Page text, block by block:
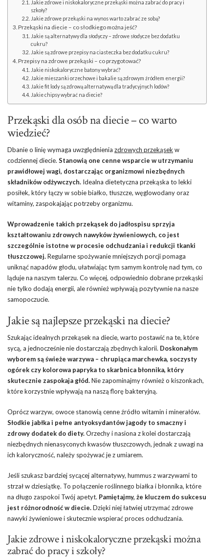
Jakie zdrowe i niskokaloryczne przekąski można zabrać do pracy i
szkoły?
Jakie zdrowe przekąski na wynos warto zabrać ze sobą?
Przekąski na diecie – co słodkiego można jeść?
Jakie są alternatywy dla słodyczy – zdrowe słodycze bez dodatku
cukru?
Jakie są zdrowe przepisy na ciasteczka bez dodatku cukru?
Przepisy na zdrowe przekąski – co przygotować?
Jakie niskokaloryczne batony wybrać?
Jakie mieszanki orzechowe i bakalie są zdrowym źródłem energii?
Jakie fit lody są zdrową alternatywą dla tradycyjnych lodów?
Jakie chipsy wybrać na diecie?
Przekąski dla osób na diecie – co warto
wiedzieć?
Dbanie o linię wymaga uwzględnienia zdrowych przekąsek w
codziennej diecie. Stanowią one cenne wsparcie w utrzymaniu
prawidłowej wagi, dostarczając organizmowi niezbędnych
składników odżywczych. Idealna dietetyczna przekąska to lekki
posiłek, który łączy w sobie białko, tłuszcze, węglowodany oraz
witaminy, zaspokajając potrzeby organizmu.
Wprowadzenie takich przekąsek do jadłospisu sprzyja
kształtowaniu zdrowych nawyków żywieniowych, co jest
szczególnie istotne w procesie odchudzania i redukcji tkanki
tłuszczowej.Regularne spożywanie mniejszych porcji pomaga
uniknąć napadów głodu, ułatwiając tym samym kontrolę nad tym, co
ląduje na naszym talerzu. Co więcej, odpowiednio dobrane przekąski
nie tylko dodają energii, ale również wpływają pozytywnie na nasze
samopoczucie.
Jakie są najlepsze przekąski na diecie?
Szukając idealnych przekąsek na diecie, warto postawić na te, które
sycą, a jednocześnie nie dostarczają zbędnych kalorii. Doskonałym
wyborem są świeże warzywa – chrupiąca marchewka, soczysty
ogórek czy kolorowa papryka to skarbnica błonnika, który
skutecznie zaspokaja głód.Nie zapominajmy również o kiszonkach,
które korzystnie wpływają na naszą florę bakteryjną.
Oprócz warzyw, owoce stanowią cenne źródło witamin i minerałów.
Słodkie jabłka i pełne antyoksydantów jagody to smaczny i
zdrowy dodatek do diety.Orzechy i nasiona z kolei dostarczają
niezbędnych nienasyconych kwasów tłuszczowych, jednak z uwagi na
ich kaloryczność, należy spożywać je z umiarem.
Jeśli szukasz bardziej sycącej alternatywy, hummus z warzywami to
strzał w dziesiątkę. To połączenie roślinnego białka i błonnika, które
na długo zaspokoi Twój apetyt. Pamiętajmy, że kluczem do sukcesu
jest różnorodność w diecie.Dzięki niej łatwiej utrzymać zdrowe
nawyki żywieniowe i skutecznie wspierać proces odchudzania.
Jakie zdrowe i niskokaloryczne przekąski można
zabrać do pracy i szkoły?